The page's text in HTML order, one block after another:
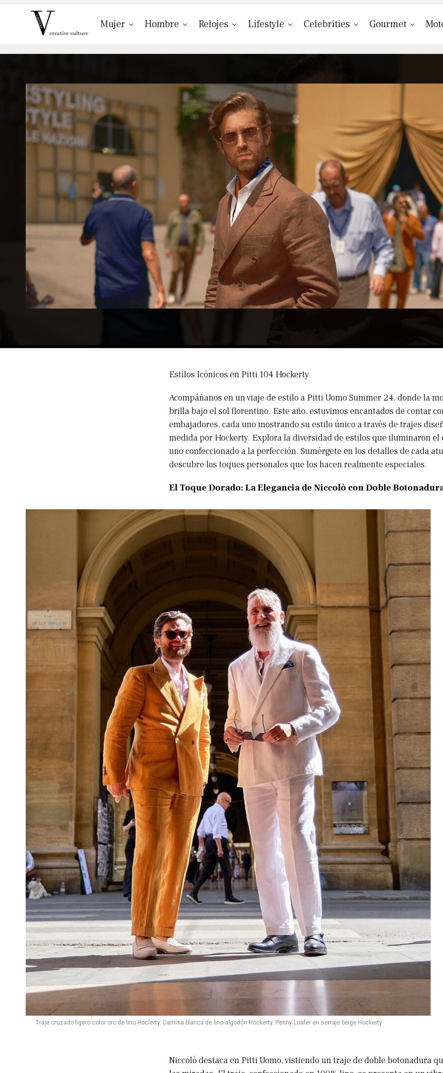
Mujer Hombre Relojes Lifestyle Celebrities Gourmet
Estilos Icónicos en Pitti 104 Hockerty
Acompáñanos en un viaje de estilo a Pitti Uomo Summer 24, donde la
brilla bajo el sol florentino. Este año, estuvimos encantados de contar
embajadores, cada uno mostrando su estilo único a través de trajes
medida por Hockerty. Explora la diversidad de estilos que iluminaron el
uno confeccionado a la perfección. Sumérgete en los detalles de cada
descubre los toques personales que los hacen realmente especiales.
El Toque Dorado: La Elegancia de Niccolò con Doble
Traje cruzado ligero color oro de lino Hoclerty. Camisa blanca de lino-algodón Hockerty. Penny Loafer en serraje beige Hockerty
Niccolò destaca en Pitti Uomo, vistiendo un traje de doble botonadura